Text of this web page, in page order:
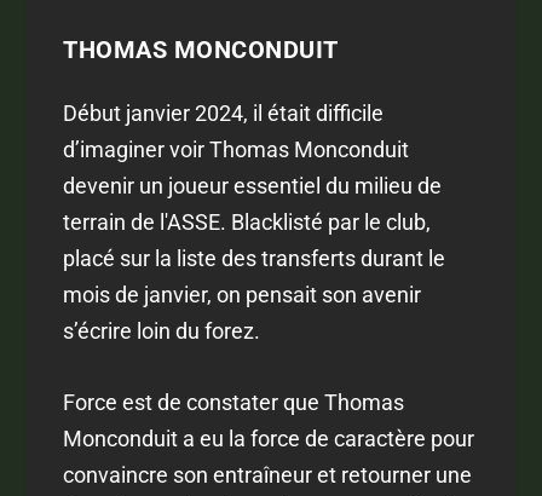
THOMAS MONCONDUIT
Début janvier 2024, il était difficile
d’imaginer voir Thomas Monconduit
devenir un joueur essentiel du milieu de
terrain de l'ASSE. Blacklisté par le club,
placé sur la liste des transferts durant le
mois de janvier, on pensait son avenir
s’écrire loin du forez.
Force est de constater que Thomas
Monconduit a eu la force de caractère pour
convaincre son entraîneur et retourner une